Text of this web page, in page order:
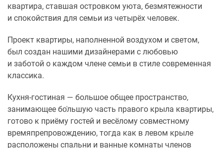
квартира, ставшая островком уюта, безмятежности
и спокойствия для семьи из четырёх человек.
Проект квартиры, наполненной воздухом и светом,
был создан нашими дизайнерами с любовью
и заботой о каждом члене семьи в стиле современная
классика.
Кухня-гостиная — большое общее пространство,
занимающее бо̍льшую часть правого крыла квартиры,
готово к приёму гостей и весёлому совместному
времяпрепровождению, тогда как в левом крыле
расположены спальни и ванные комнаты членов